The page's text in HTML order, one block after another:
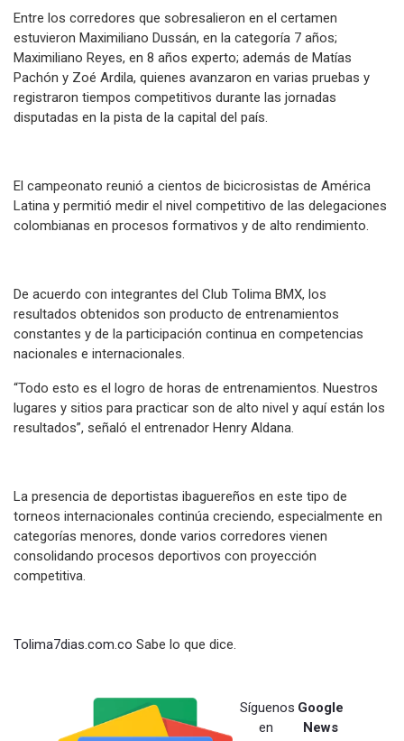
Entre los corredores que sobresalieron en el certamen
estuvieron Maximiliano Dussán, en la categoría 7 años;
Maximiliano Reyes, en 8 años experto; además de Matías
Pachón y Zoé Ardila, quienes avanzaron en varias pruebas y
registraron tiempos competitivos durante las jornadas
disputadas en la pista de la capital del país.
El campeonato reunió a cientos de bicicrosistas de América
Latina y permitió medir el nivel competitivo de las delegaciones
colombianas en procesos formativos y de alto rendimiento.
De acuerdo con integrantes del Club Tolima BMX, los
resultados obtenidos son producto de entrenamientos
constantes y de la participación continua en competencias
nacionales e internacionales.
“Todo esto es el logro de horas de entrenamientos. Nuestros
lugares y sitios para practicar son de alto nivel y aquí están los
resultados”, señaló el entrenador Henry Aldana.
La presencia de deportistas ibaguereños en este tipo de
torneos internacionales continúa creciendo, especialmente en
categorías menores, donde varios corredores vienen
consolidando procesos deportivos con proyección
competitiva.
Tolima7dias.com.co Sabe lo que dice.
Síguenos
en
Google
News